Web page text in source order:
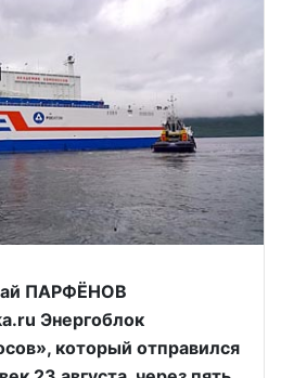
ПАРФЁНОВ
Энергоблок
который отправился